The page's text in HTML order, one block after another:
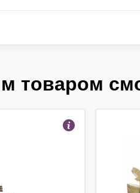
товаром